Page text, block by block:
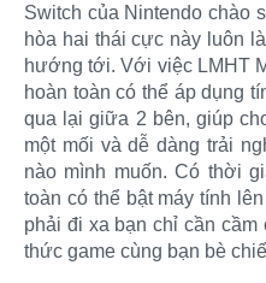
Switch của Nintendo chào
hòa hai thái cực này luôn
hướng tới. Với việc LMHT
hoàn toàn có thể áp dụng
qua lại giữa 2 bên, giúp
một mối và dễ dàng trải
nào mình muốn. Có thời
toàn có thể bật máy tính
phải đi xa bạn chỉ cần
thức game cùng bạn bè